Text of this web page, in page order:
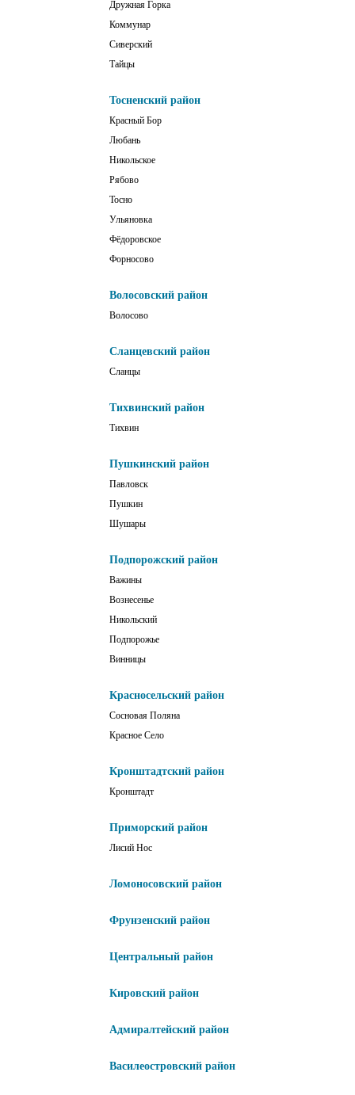
Дружная Горка
Коммунар
Сиверский
Тайцы
Тосненский район
Красный Бор
Любань
Никольское
Рябово
Тосно
Ульяновка
Фёдоровское
Форносово
Волосовский район
Волосово
Сланцевский район
Сланцы
Тихвинский район
Тихвин
Пушкинский район
Павловск
Пушкин
Шушары
Подпорожский район
Важины
Вознесенье
Никольский
Подпорожье
Винницы
Красносельский район
Сосновая Поляна
Красное Село
Кронштадтский район
Кронштадт
Приморский район
Лисий Нос
Ломоносовский район
Фрунзенский район
Центральный район
Кировский район
Адмиралтейский район
Василеостровский район